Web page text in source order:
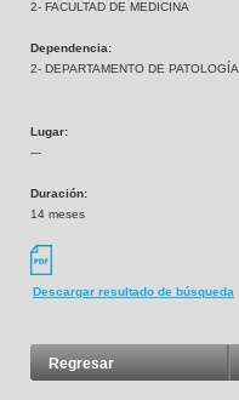
2- FACULTAD DE MEDICINA
Dependencia:
2- DEPARTAMENTO DE PATOLOGÍA
Lugar:
---
Duración:
14 meses
Descargar resultado de búsqueda
Regresar